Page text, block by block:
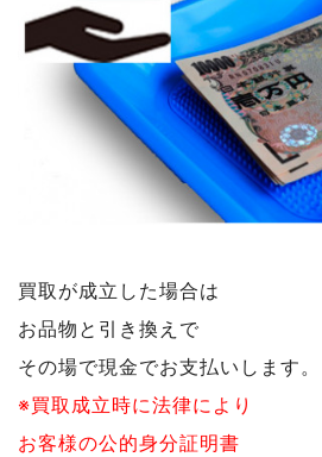
買取が成立した場合は
お品物と引き換えで
その場で現金でお支払いします。
※買取成立時に法律により
お客様の公的身分証明書